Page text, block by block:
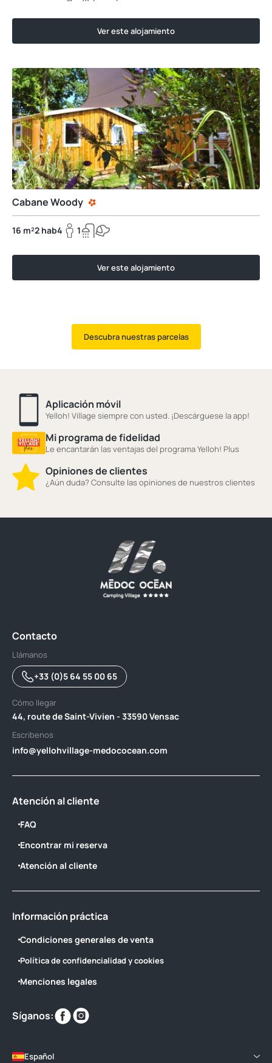
Ver este alojamiento
Cabane Woody
16 m²2 hab4 1
Ver este alojamiento
Descubra nuestras parcelas
Aplicación móvil
Yelloh! Village siempre con usted. ¡Descárguese la app!
Mi programa de fidelidad
Le encantarán las ventajas del programa Yelloh! Plus
Opiniones de clientes
¿Aún duda? Consulte las opiniones de nuestros clientes
Contacto
Llámanos
+33 (0)5 64 55 00 65
Cómo llegar
44, route de Saint-Vivien - 33590 Vensac
Escribenos
info@yellohvillage-medococean.com
Atención al cliente
FAQ
Encontrar mi reserva
Atención al cliente
Información práctica
Condiciones generales de venta
Política de confidencialidad y cookies
Menciones legales
Síganos:
Encuéntranos
en
Español